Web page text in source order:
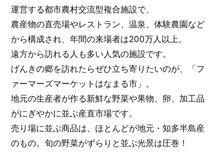
運営する都市農村交流型複合施設で、
農産物の直売場やレストラン、温泉、体験農園など
から構成され、年間の来場者は200万人以上。
遠方から訪れる人も多い人気の施設です。
げんきの郷を訪れたらぜひ立ち寄りたいのが、「フ
ァーマーズマーケットはなまる市」。
地元の生産者が作る新鮮な野菜や果物、卵、加工品
がにぎやかに並ぶ産直市場です。
売り場に並ぶ商品は、ほとんどが地元・知多半島産
のもの。旬の野菜がずらりと並ぶ光景は圧巻！